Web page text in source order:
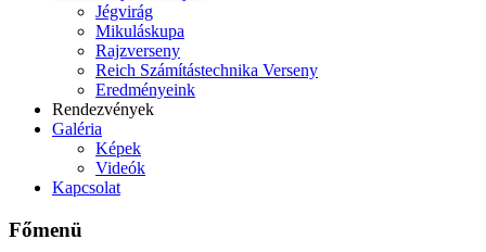
Jégvirág
Mikuláskupa
Rajzverseny
Reich Számítástechnika Verseny
Eredményeink
Rendezvények
Galéria
Képek
Videók
Kapcsolat
Főmenü